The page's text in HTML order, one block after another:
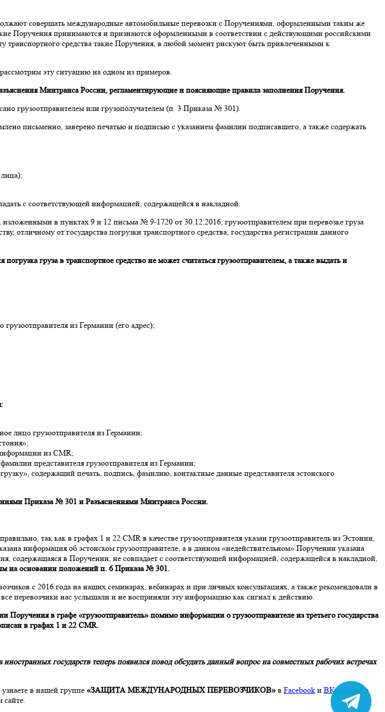
совершать международные автомобильные перевозки с Поручениями, оформленными таким же
Поручения принимаются и признаются оформленными в соответствии с действующими российскими
средства такие Поручения, в любой момент рискуют быть привлеченными к
эту ситуацию на одном из примеров.
Минтранса России, регламентирующие и поясняющие правила заполнения Поручения.
грузоотправителем или грузополучателем (п. 3 Приказа № 301).
письменно, заверено печатью и подписью с указанием фамилии подписавшего, а также содержать
с соответствующей информацией, содержащейся в накладной.
в пунктах 9 и 12 письма № 9-1720 от 30.12.2016, грузоотправителем при перевозке груза
отличному от государства погрузки транспортного средства, государства регистрации данного
груза в транспортное средство не может считаться грузоотправителем, а также выдать и
из Германии (его адрес);
лицо грузоотправителя из Германии;
из CMR;
представителя грузоотправителя из Германии;
содержащий печать, подпись, фамилию, контактные данные представителя эстонского
Приказа № 301 и Разъяснениями Минтранса России.
так как в графах 1 и 22 CMR в качестве грузоотправителя указан грузоотправитель из Эстонии,
информация об эстонском грузоотправителе, а в данном «недействительном» Поручении указана
содержащаяся в Поручении, не совпадает с соответствующей информацией, содержащейся в накладной,
на основании положений п. 6 Приказа № 301.
с 2016 года на наших семинарах, вебинарах и при личных консультациях, а также рекомендовали в
перевозчики нас услышали и не восприняли эту информацию как сигнал к действию.
в графе «грузоотправитель» помимо информации о грузоотправителе из третьего государства
в графах 1 и 22 CMR.
государств теперь появился повод обсудить данный вопрос на совместных рабочих встречах
в нашей группе «ЗАЩИТА МЕЖДУНАРОДНЫХ ПЕРЕВОЗЧИКОВ» в Facebook и ВКонтакте
, а
сайте.